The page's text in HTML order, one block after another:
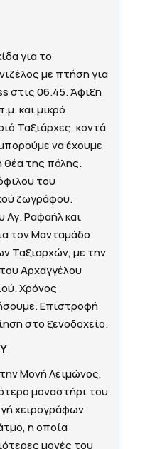
για το
με πτήση για
στις 06.45. Άφιξη
και μικρό
Ταξιάρχες, κοντά
να έχουμε
θέα της πόλης.
του
ζωγράφου.
Αγ. Ραφαήλ και
τον Μανταμάδο.
Ταξιαρχών, με την
Αρχαγγέλου
Χρόνος
Επιστροφή
στο ξενοδοχείο.
Μονή Λειμώνος,
μοναστήρι του
χειρογράφων
η οποία
μονές του